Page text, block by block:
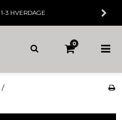
1-3 HVERDAGE
0
/